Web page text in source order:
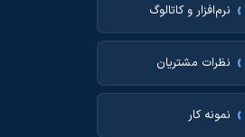
نرم‌افزار و کاتالوگ
نظرات مشتریان
نمونه کار